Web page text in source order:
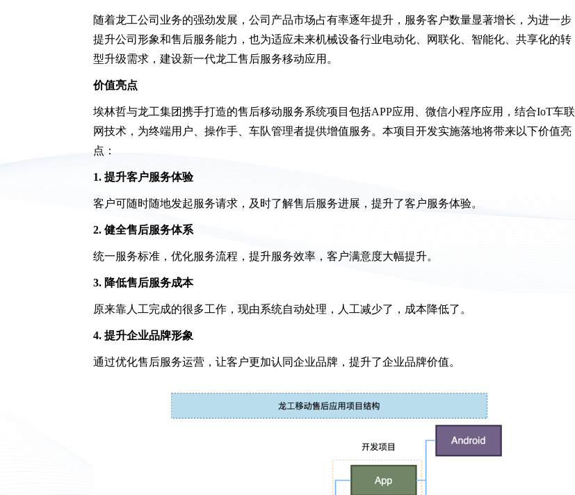
随着龙工公司业务的强劲发展，公司产品市场占有率逐年提升，服务客户数量显著增长，为进一步
提升公司形象和售后服务能力，也为适应未来机械设备行业电动化、网联化、智能化、共享化的转
型升级需求，建设新一代龙工售后服务移动应用。
价值亮点
埃林哲与龙工集团携手打造的售后移动服务系统项目包括APP应用、微信小程序应用，结合IoT车联
网技术，为终端用户、操作手、车队管理者提供增值服务。本项目开发实施落地将带来以下价值亮
点：
1. 提升客户服务体验
客户可随时随地发起服务请求，及时了解售后服务进展，提升了客户服务体验。
2. 健全售后服务体系
统一服务标准，优化服务流程，提升服务效率，客户满意度大幅提升。
3. 降低售后服务成本
原来靠人工完成的很多工作，现由系统自动处理，人工减少了，成本降低了。
4. 提升企业品牌形象
通过优化售后服务运营，让客户更加认同企业品牌，提升了企业品牌价值。